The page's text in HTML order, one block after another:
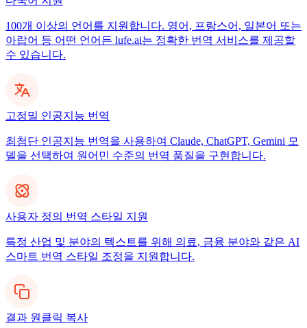
100개 이상의 언어를 지원합니다. 영어, 프랑스어, 일본어 또는
아랍어 등 어떤 언어든 lufe.ai는 정확한 번역 서비스를 제공할
수 있습니다.
고정밀 인공지능 번역
최첨단 인공지능 번역을 사용하여 Claude, ChatGPT, Gemini 모
델을 선택하여 원어민 수준의 번역 품질을 구현합니다.
사용자 정의 번역 스타일 지원
특정 산업 및 분야의 텍스트를 위해 의료, 금융 분야와 같은 AI
스마트 번역 스타일 조정을 지원합니다.
결과 원클릭 복사